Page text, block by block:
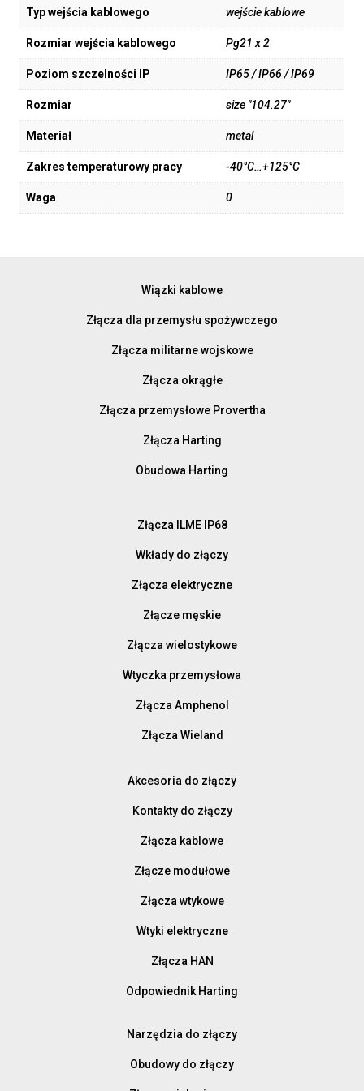
Typ wejścia kablowego wejście kablowe
Rozmiar wejścia kablowego Pg21 x 2
Poziom szczelności IP IP65 / IP66 / IP69
Rozmiar size "104.27"
Materiał metal
Zakres temperaturowy pracy -40°C…+125°C
Waga 0
Wiązki kablowe
Złącza dla przemysłu spożywczego
Złącza militarne wojskowe
Złącza okrągłe
Złącza przemysłowe Provertha
Złącza Harting
Obudowa Harting
Złącza ILME IP68
Wkłady do złączy
Złącza elektryczne
Złącze męskie
Złącza wielostykowe
Wtyczka przemysłowa
Złącza Amphenol
Złącza Wieland
Akcesoria do złączy
Kontakty do złączy
Złącza kablowe
Złącze modułowe
Złącza wtykowe
Wtyki elektryczne
Złącza HAN
Odpowiednik Harting
Narzędzia do złączy
Obudowy do złączy